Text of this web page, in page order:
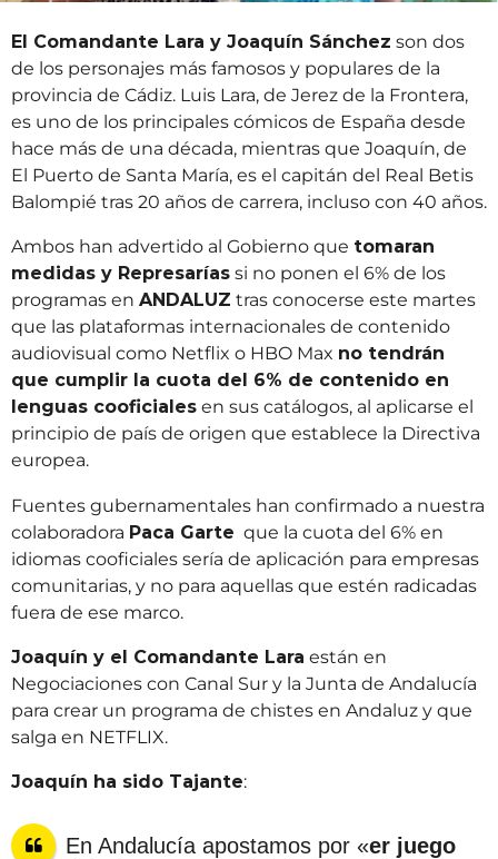
El Comandante Lara y Joaquín Sánchez son dos
de los personajes más famosos y populares de la
provincia de Cádiz. Luis Lara, de Jerez de la Frontera,
es uno de los principales cómicos de España desde
hace más de una década, mientras que Joaquín, de
El Puerto de Santa María, es el capitán del Real Betis
Balompié tras 20 años de carrera, incluso con 40 años.
Ambos han advertido al Gobierno que tomaran
medidas y Represarías si no ponen el 6% de los
programas en ANDALUZ tras conocerse este martes
que las plataformas internacionales de contenido
audiovisual como Netflix o HBO Max no tendrán
que cumplir la cuota del 6% de contenido en
lenguas cooficiales en sus catálogos, al aplicarse el
principio de país de origen que establece la Directiva
europea.
Fuentes gubernamentales han confirmado a nuestra
colaboradora Paca Garte que la cuota del 6% en
idiomas cooficiales sería de aplicación para empresas
comunitarias, y no para aquellas que estén radicadas
fuera de ese marco.
Joaquín y el Comandante Lara están en
Negociaciones con Canal Sur y la Junta de Andalucía
para crear un programa de chistes en Andaluz y que
salga en NETFLIX.
Joaquín ha sido Tajante:
En Andalucía apostamos por «er juego